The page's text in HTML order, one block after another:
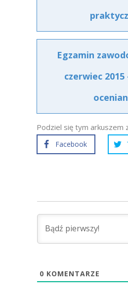
Egzamin
czerwiec 2015
Podziel się tym arkuszem
Facebook
0 KOMENTARZE